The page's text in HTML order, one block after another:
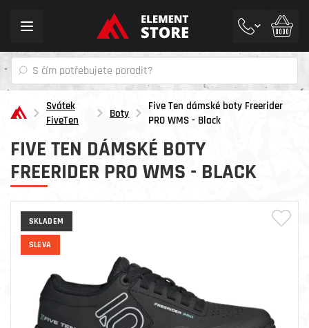
Toggle
Svátek
FiveTen
Boty
Five Ten dámské boty Freerider
PRO WMS - Black
FIVE TEN DÁMSKÉ BOTY
FREERIDER PRO WMS - BLACK
SKLADEM
SLEVA